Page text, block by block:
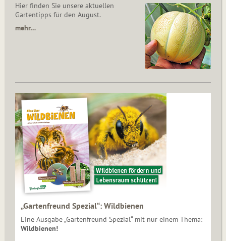
Hier finden Sie unsere aktuellen
Gartentipps für den August.
mehr…
„Gartenfreund Spezial“: Wildbienen
Eine Ausgabe „Gartenfreund Spezial“ mit nur einem Thema:
Wildbienen!